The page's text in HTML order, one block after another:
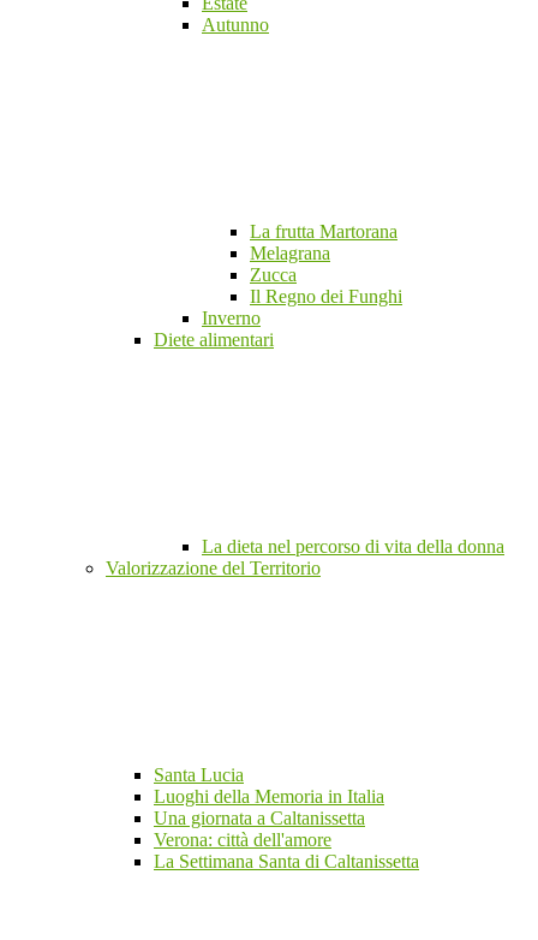
Autunno
La frutta Martorana
Melagrana
Zucca
Il Regno dei Funghi
Inverno
Diete alimentari
La dieta nel percorso di vita della donna
Valorizzazione del Territorio
Santa Lucia
Luoghi della Memoria in Italia
Una giornata a Caltanissetta
Verona: città dell'amore
La Settimana Santa di Caltanissetta